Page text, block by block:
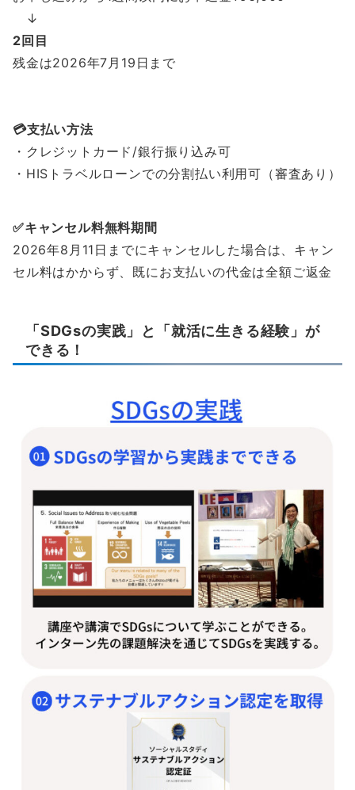
↓
2回目
残金は2026年7月19日まで
💳支払い方法
・クレジットカード/銀行振り込み可
・HISトラベルローンでの分割払い利用可（審査あり）
✅キャンセル料無料期間
2026年8月11日までにキャンセルした場合は、キャン
セル料はかからず、既にお支払いの代金は全額ご返金
「SDGsの実践」と「就活に生きる経験」が
できる！